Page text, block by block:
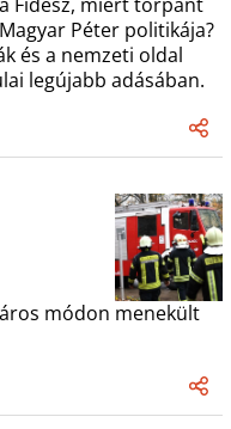
Péter politikája?
és a nemzeti oldal
legújabb adásában.
módon menekült